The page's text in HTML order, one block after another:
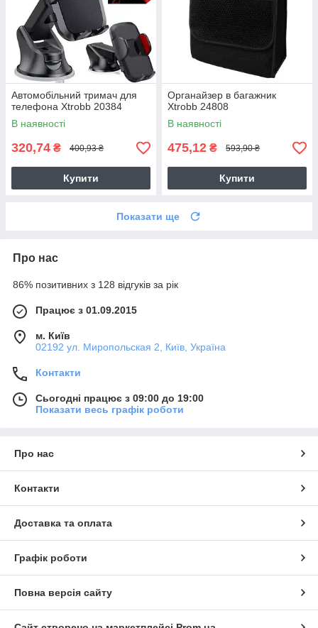
Автомобільний тримач для
телефона Xtrobb 20384
В наявності
320,74 ₴ 400,93 ₴
Купити
Органайзер в багажник
Xtrobb 24808
В наявності
475,12 ₴ 593,90 ₴
Купити
Показати ще
Про нас
86% позитивних з 128 відгуків за рік
Працює з 01.09.2015
м. Київ
02192 ул. Миропольская 2, Київ, Україна
Контакти
Сьогодні працює з 09:00 до 19:00
Показати весь графік роботи
Про нас
Контакти
Доставка та оплата
Графік роботи
Повна версія сайту